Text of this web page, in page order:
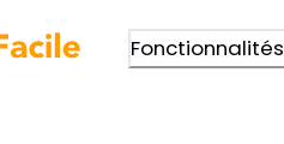
Fonctionnalités